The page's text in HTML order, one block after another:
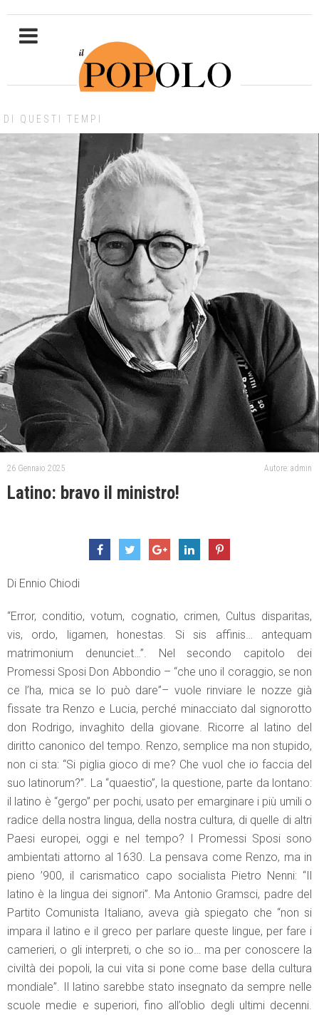
DI QUESTI TEMPI
26 Gennaio 2025 Autore: admin
Latino: bravo il ministro!
Di Ennio Chiodi
“Error, conditio, votum, cognatio, crimen, Cultus disparitas,
vis, ordo, ligamen, honestas. Si sis affinis… antequam
matrimonium denunciet…”. Nel secondo capitolo dei
Promessi Sposi Don Abbondio – “che uno il coraggio, se non
ce l’ha, mica se lo può dare”– vuole rinviare le nozze già
fissate tra Renzo e Lucia, perché minacciato dal signorotto
don Rodrigo, invaghito della giovane. Ricorre al latino del
diritto canonico del tempo. Renzo, semplice ma non stupido,
non ci sta: “Si piglia gioco di me? Che vuol che io faccia del
suo latinorum?”. La “quaestio”, la questione, parte da lontano:
il latino è “gergo” per pochi, usato per emarginare i più umili o
radice della nostra lingua, della nostra cultura, di quelle di altri
Paesi europei, oggi e nel tempo? I Promessi Sposi sono
ambientati attorno al 1630. La pensava come Renzo, ma in
pieno ’900, il carismatico capo socialista Pietro Nenni: “Il
latino è la lingua dei signori”. Ma Antonio Gramsci, padre del
Partito Comunista Italiano, aveva già spiegato che “non si
impara il latino e il greco per parlare queste lingue, per fare i
camerieri, o gli interpreti, o che so io… ma per conoscere la
civiltà dei popoli, la cui vita si pone come base della cultura
mondiale”. Il latino sarebbe stato insegnato da sempre nelle
scuole medie e superiori, fino all’oblio degli ultimi decenni.